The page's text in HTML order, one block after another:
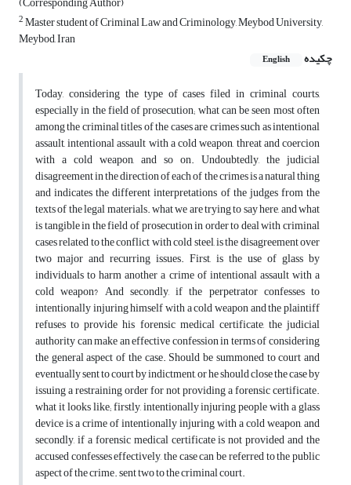
2Master student of Criminal Law and Criminology, Meybod University,
Meybod, Iran
چکیده
English
Today, considering the type of cases filed in criminal courts,
especially in the field of prosecution; what can be seen most often
among the criminal titles of the cases are crimes such as intentional
assault, intentional assault with a cold weapon, threat and coercion
with a cold weapon, and so on. Undoubtedly, the judicial
disagreement in the direction of each of the crimes is a natural thing
and indicates the different interpretations of the judges from the
texts of the legal materials. what we are trying to say here, and what
is tangible in the field of prosecution in order to deal with criminal
cases related to the conflict with cold steel, is the disagreement over
two major and recurring issues. First, is the use of glass by
individuals to harm another a crime of intentional assault with a
cold weapon? And secondly, if the perpetrator confesses to
intentionally injuring himself with a cold weapon and the plaintiff
refuses to provide his forensic medical certificate, the judicial
authority can make an effective confession in terms of considering
the general aspect of the case. Should be summoned to court and
eventually sent to court by indictment, or he should close the case by
issuing a restraining order for not providing a forensic certificate.
what it looks like; firstly, intentionally injuring people with a glass
device is a crime of intentionally injuring with a cold weapon, and
secondly, if a forensic medical certificate is not provided and the
accused confesses effectively, the case can be referred to the public
aspect of the crime. sent two to the criminal court.